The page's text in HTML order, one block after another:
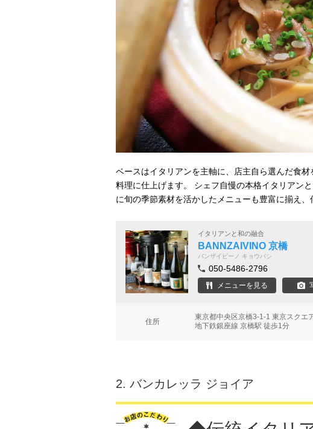
ベースはイタリアンを主軸に、店主自ら選んだ食
料理に仕上げます。 シェフ自慢の本格イタリアン
に旬の季節素材を活かしたメニューも豊富に揃え
イタリアンと和の融合
BANNZAIVINO 京橋
バンザイビーノ キョウバシ
050-5486-2796
メニューを見る
住所
東京都中央区京橋3-1-1 東京スク
地下鉄銀座線 京橋駅 徒歩1分
2. バンカレッラ ジョイア